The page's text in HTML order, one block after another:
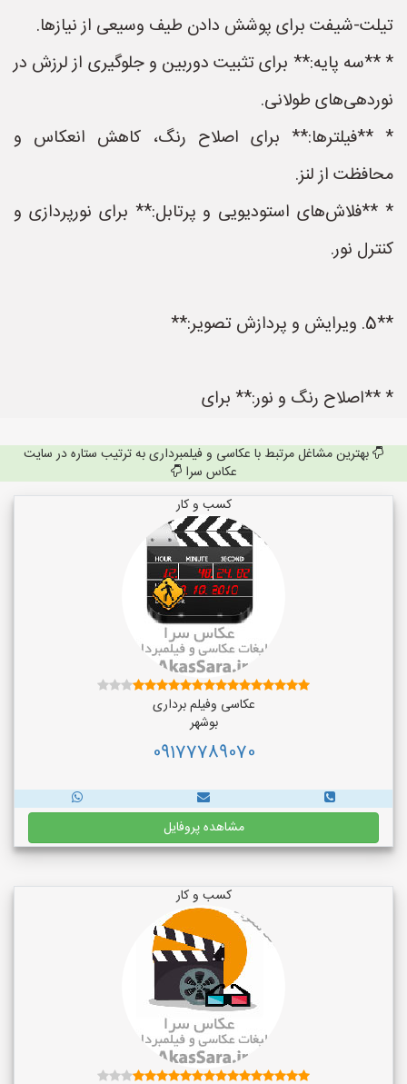
تیلت-شیفت برای پوشش دادن طیف وسیعی از نیازها.
* **سه پایه:** برای تثبیت دوربین و جلوگیری از لرزش در
نوردهی‌های طولانی.
* **فیلترها:** برای اصلاح رنگ، کاهش انعکاس و
محافظت از لنز.
* **فلاش‌های استودیویی و پرتابل:** برای نورپردازی و
کنترل نور.
**5. ویرایش و پردازش تصویر:**
* **اصلاح رنگ و نور:** برای
بهترین مشاغل مرتبط با عکاسی و فیلمبرداری به ترتیب ستاره در سایت
عکاس سرا
کسب و کار
عکاسی وفیلم برداری
بوشهر
09177789070
مشاهده پروفایل
کسب و کار